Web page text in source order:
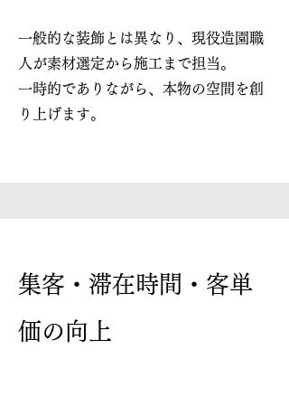
一般的な装飾とは異なり、現役造園職
人が素材選定から施工まで担当。
一時的でありながら、本物の空間を創
り上げます。
集客・滞在時間・客単
価の向上